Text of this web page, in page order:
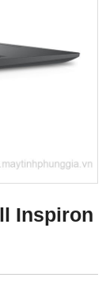
Inspiron